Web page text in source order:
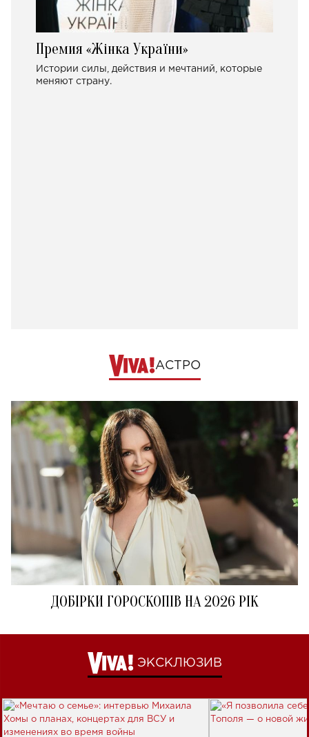
Премия «Жінка України»
Истории силы, действия и мечтаний, которые
меняют страну.
АСТРО
ДОБІРКИ ГОРОСКОПІВ НА 2026 РІК
ЭКСКЛЮЗИВ